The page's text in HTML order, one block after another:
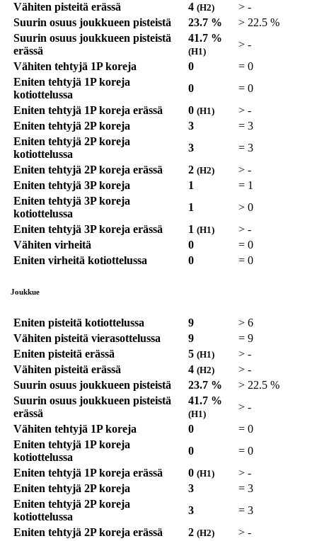
Vähiten pisteitä erässä
4 (H2) > -
Suurin osuus joukkueen pisteistä
23.7 % > 22.5 %
Suurin osuus joukkueen pisteistä
erässä
41.7 %
(H1)
> -
Vähiten tehtyjä 1P koreja
0 = 0
Eniten tehtyjä 1P koreja
kotiottelussa
0 = 0
Eniten tehtyjä 1P koreja erässä
0 (H1) > -
Eniten tehtyjä 2P koreja
3 = 3
Eniten tehtyjä 2P koreja
kotiottelussa
3 = 3
Eniten tehtyjä 2P koreja erässä
2 (H2) > -
Eniten tehtyjä 3P koreja
1 = 1
Eniten tehtyjä 3P koreja
kotiottelussa
1 > 0
Eniten tehtyjä 3P koreja erässä
1 (H1) > -
Vähiten virheitä
0 = 0
Eniten virheitä kotiottelussa
0 = 0
Joukkue
Eniten pisteitä kotiottelussa 9 > 6
Vähiten pisteitä vierasottelussa
9 = 9
Eniten pisteitä erässä
5 (H1) > -
Vähiten pisteitä erässä
4 (H2) > -
Suurin osuus joukkueen pisteistä
23.7 % > 22.5 %
Suurin osuus joukkueen pisteistä
erässä
41.7 %
(H1)
> -
Vähiten tehtyjä 1P koreja
0 = 0
Eniten tehtyjä 1P koreja
kotiottelussa
0 = 0
Eniten tehtyjä 1P koreja erässä
0 (H1) > -
Eniten tehtyjä 2P koreja
3 = 3
Eniten tehtyjä 2P koreja
kotiottelussa
3 = 3
Eniten tehtyjä 2P koreja erässä
2 (H2) > -